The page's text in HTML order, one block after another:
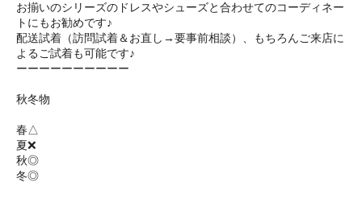
お揃いのシリーズのドレスやシューズと合わせてのコーディネー
トにもお勧めです♪
配送試着（訪問試着＆お直し→要事前相談）、もちろんご来店に
よるご試着も可能です♪
ーーーーーーーーーー
秋冬物
春△
夏❌
秋◎
冬◎